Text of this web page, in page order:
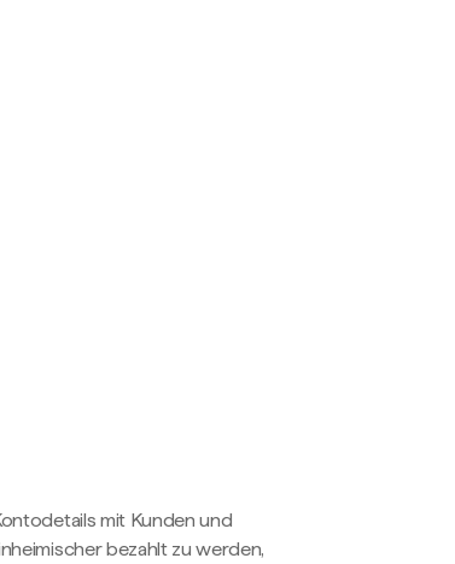
mit Kunden und
bezahlt zu werden,